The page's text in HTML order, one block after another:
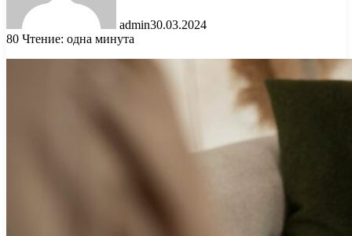
admin30.03.2024
80 Чтение: одна минута